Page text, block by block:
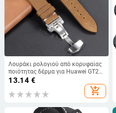
Λουράκι ρολογιού από κορυφαίας
ποιότητας δέρμα για Huawei GT2
με πόρπη πεταλούδας,
13.14€
add_shopping_cart